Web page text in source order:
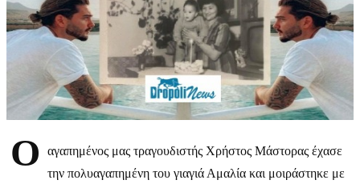
Ο
αγαπημένος μας τραγουδιστής Χρήστος Μάστορας έχασε
την πολυαγαπημένη του γιαγιά Αμαλία και μοιράστηκε με